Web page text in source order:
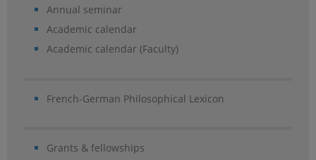
Annual seminar
Academic calendar
Academic calendar (Faculty)
French-German Philosophical Lexicon
Grants & fellowships